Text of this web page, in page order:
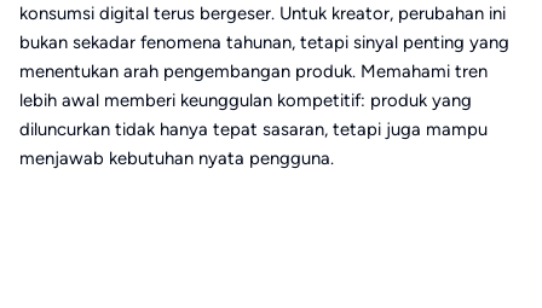
konsumsi digital terus bergeser. Untuk kreator, perubahan ini
bukan sekadar fenomena tahunan, tetapi sinyal penting yang
menentukan arah pengembangan produk. Memahami tren
lebih awal memberi keunggulan kompetitif: produk yang
diluncurkan tidak hanya tepat sasaran, tetapi juga mampu
menjawab kebutuhan nyata pengguna.